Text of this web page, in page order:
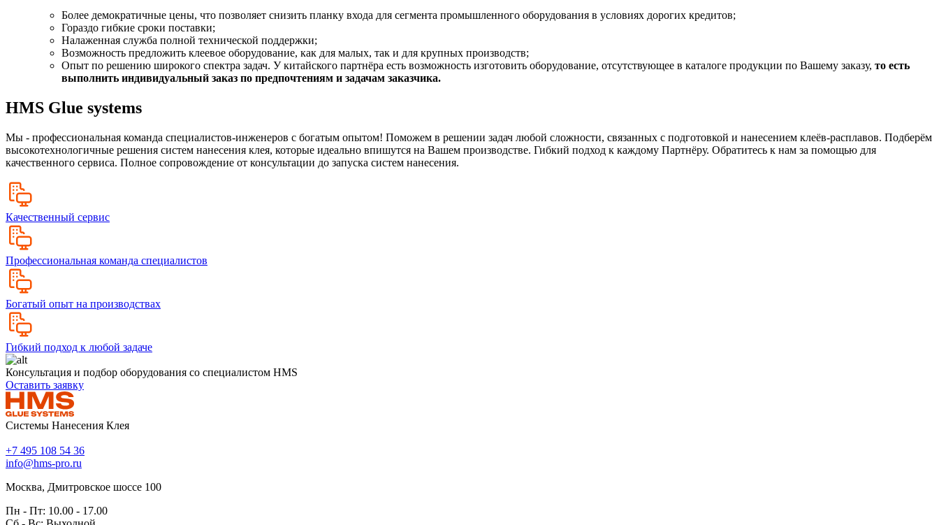
Более демократичные цены, что позволяет снизить планку входа для сегмента промышленного оборудования в условиях дорогих кредитов;
Гораздо гибкие сроки поставки;
Налаженная служба полной технической поддержки;
Возможность предложить клеевое оборудование, как для малых, так и для крупных производств;
Опыт по решению широкого спектра задач. У китайского партнёра есть возможность изготовить оборудование, отсутствующее в каталоге продукции по Вашему заказу, то есть
выполнить индивидуальный заказ по предпочтениям и задачам заказчика.
HMS Glue systems
Мы - профессиональная команда специалистов-инженеров с богатым опытом! Поможем в решении задач любой сложности, связанных с подготовкой и нанесением клеёв-расплавов. Подберём
высокотехнологичные решения систем нанесения клея, которые идеально впишутся на Вашем производстве. Гибкий подход к каждому Партнёру. Обратитесь к нам за помощью для
качественного сервиса. Полное сопровождение от консультации до запуска систем нанесения.
Качественный сервис
Профессиональная команда специалистов
Богатый опыт на производствах
Гибкий подход к любой задаче
Консультация и подбор оборудования со специалистом HMS
Оставить заявку
Системы Нанесения Клея
+7 495 108 54 36
info@hms-pro.ru
Москва, Дмитровское шоссе 100
Пн - Пт: 10.00 - 17.00